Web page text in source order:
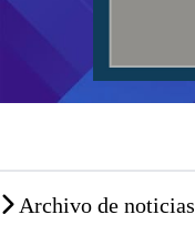
Archivo de noticias